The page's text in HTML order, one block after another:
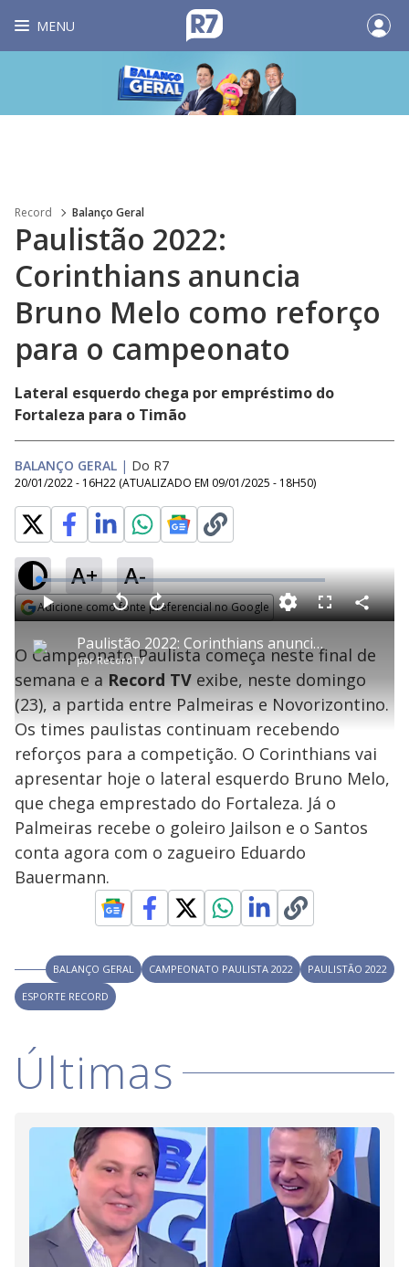
MENU
Record Balanço Geral
Paulistão 2022:
Corinthians anuncia
Bruno Melo como reforço
para o campeonato
Lateral esquerdo chega por empréstimo do
Fortaleza para o Timão
BALANÇO GERAL | Do R7
20/01/2022 - 16H22 (ATUALIZADO EM 09/01/2025 - 18H50)
A+ A-
Adicione como fonte preferencial no Google
P
l
a
y
V
i
d
o
Paulistão 2022: Corinthians anuncia Bruno Melo como reforço para o campeonato
porRecordTV
P V
t
a
r
0
e
g
n
d
s
A
a
n
ç
a
1
s
e
u
n
o
s
M
u
d
o
L
o
a
d
e
4
.
4
5
%
F
s
c
e
n
C
o
a
r
i
l
h
O Campeonato Paulista começa neste final de
semana e a Record TV exibe, neste domingo
(23), a partida entre Palmeiras e Novorizontino.
Os times paulistas continuam recebendo
reforços para a competição. O Corinthians vai
apresentar hoje o lateral esquerdo Bruno Melo,
que chega emprestado do Fortaleza. Já o
Palmeiras recebe o goleiro Jailson e o Santos
conta agora com o zagueiro Eduardo
Bauermann.
BALANÇO GERAL CAMPEONATO PAULISTA 2022
PAULISTÃO 2022
ESPORTE RECORD
Últimas